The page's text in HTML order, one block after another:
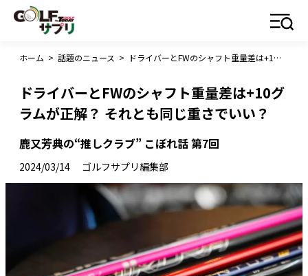
ホーム > 話題のニュース > ドライバーとFWのシャフト重量差は+10グラムが正解？ それとも同じ重さでいい？
ドライバーとFWのシャフト重量差は+10グ
ラムが正解？ それとも同じ重さでいい？
鹿又芳典の“推しクラブ” こぼれ話 第7回
2024/03/14 ゴルフサプリ編集部